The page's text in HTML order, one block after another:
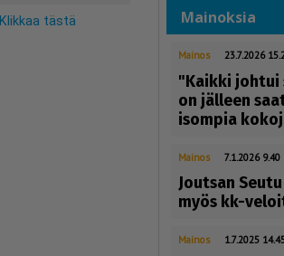
Klikkaa tästä Mainoksia
Mainos 23.7.2026
"Kaikki
on jälleen
isompia
Mainos 7.1.2026 9.40
Joutsan
myös kk-
Mainos 1.7.2025